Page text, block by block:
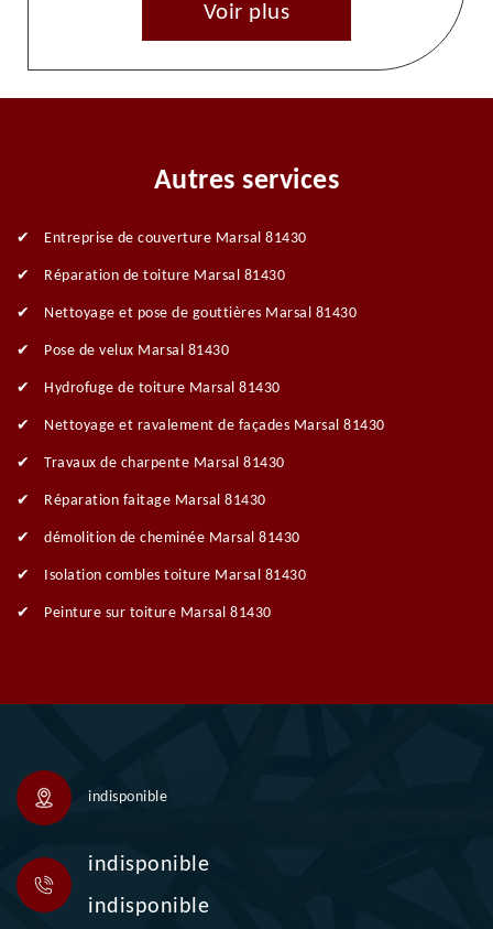
Voir plus
Autres services
Entreprise de couverture Marsal 81430
Réparation de toiture Marsal 81430
Nettoyage et pose de gouttières Marsal 81430
Pose de velux Marsal 81430
Hydrofuge de toiture Marsal 81430
Nettoyage et ravalement de façades Marsal 81430
Travaux de charpente Marsal 81430
Réparation faitage Marsal 81430
démolition de cheminée Marsal 81430
Isolation combles toiture Marsal 81430
Peinture sur toiture Marsal 81430
indisponible
indisponible
indisponible